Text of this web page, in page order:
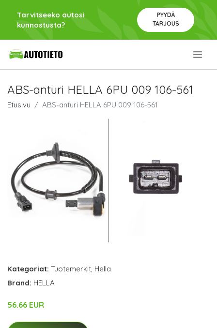
Tarvitseeko autosi
kunnostusta?
PYYDÄ
TARJOUS
ABS-anturi HELLA 6PU 009 106-561
Etusivu ABS-anturi HELLA 6PU 009 106-561
Kategoriat: Tuotemerkit Hella
Brand: HELLA
56.66 EUR